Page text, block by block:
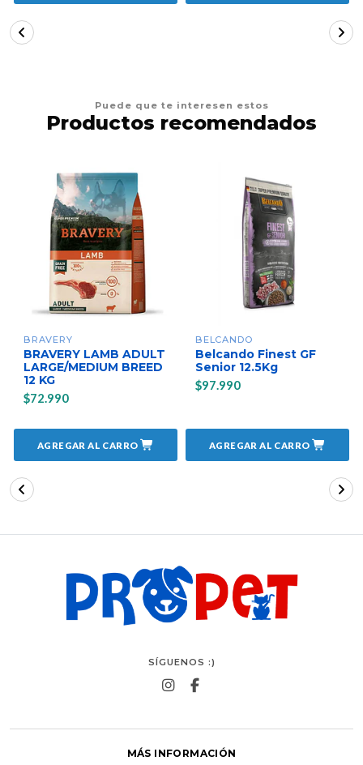
Puede que te interesen estos
Productos recomendados
BRAVERY
BRAVERY LAMB ADULT
LARGE/MEDIUM BREED
12 KG
$72.990
AGREGAR AL CARRO
BELCANDO
Belcando Finest GF
Senior 12.5Kg
$97.990
AGREGAR AL CARRO
SÍGUENOS :)
MÁS INFORMACIÓN